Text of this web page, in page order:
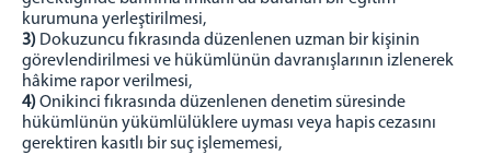
kurumuna yerleştirilmesi,
3) Dokuzuncu fıkrasında düzenlenen uzman bir kişinin
görevlendirilmesi ve hükümlünün davranışlarının izlenerek
hâkime rapor verilmesi,
4)Onikinci fıkrasında düzenlenen denetim süresinde
hükümlünün yükümlülüklere uyması veya hapis cezasını
gerektiren kasıtlı bir suç işlememesi,